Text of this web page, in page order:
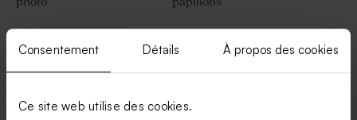
Consentement Détails À propos des cookies
Ce site web utilise des cookies.